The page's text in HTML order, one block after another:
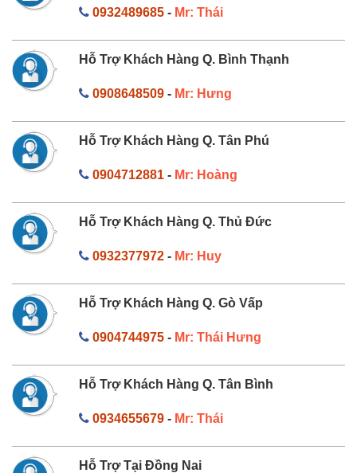
0932489685- Mr: Thái
Hỗ Trợ Khách Hàng Q. Bình Thạnh
0908648509- Mr: Hưng
Hỗ Trợ Khách Hàng Q. Tân Phú
0904712881- Mr: Hoàng
Hỗ Trợ Khách Hàng Q. Thủ Đức
0932377972- Mr: Huy
Hỗ Trợ Khách Hàng Q. Gò Vấp
0904744975- Mr: Thái Hưng
Hỗ Trợ Khách Hàng Q. Tân Bình
0934655679- Mr: Thái
Hỗ Trợ Tại Đồng Nai